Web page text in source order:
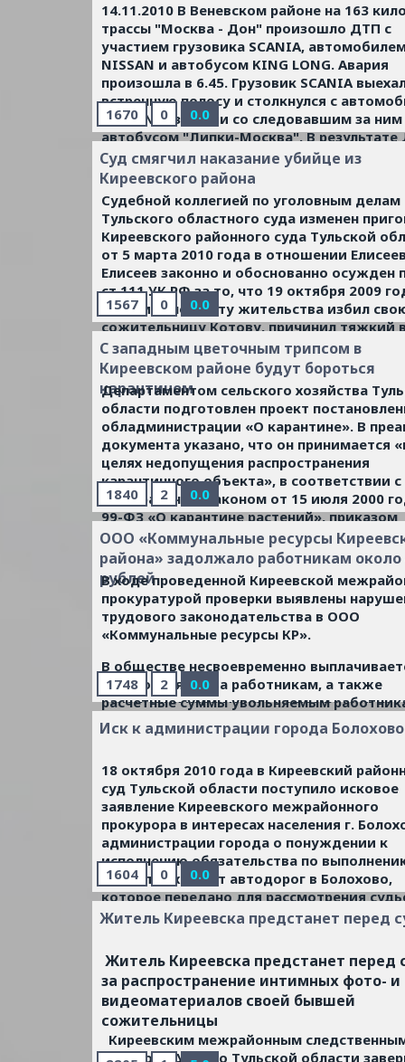
Информация по отключению доведена до
заинтересованных территориальных
управления федеральных органов
исполнительной власти (прокуратура, УВД,
УФСБ и т.д.). ...Читать дальше »
14.11.2010 В Веневском районе на 163
трассы "Москва - Дон" произошло ДТП с
участием грузовика SCANIA,
NISSAN и автобусом KING LONG. Авария
произошла в 6.45. Грузовик SCANIA
встречную полосу и столкнулся с
NISSAN, а затем и со следовавшим за ним
автобусом "Липки-Москва". В
пострадали 10 человек, все были
Веневскую ЦРБ. Состояние водителя и
пассажира NISSAN оценивается, как
пассажиров автобуса получили травмы
тяжести....Читать дальше »
1670 0 0.0
Суд смягчил наказание убийце из
Киреевского района
Судебной коллегией по уголовным делам
Тульского областного суда изменен
Киреевского районного суда Тульской
от 5 марта 2010 года в отношении
Елисеев законно и обоснованно осужден
ст.111 УК РФ за то, что 19 октября 2009
квартире по месту жительства избил
сожительницу Котову, причинил тяжкий
ее здоровью, от которого потерпевшая
скончалась в машине «Скорая помощь».
Читать дальше »
1567 0 0.0
С западным цветочным трипсом в
Киреевском районе будут бороться
карантином
Департаментом сельского хозяйства
области подготовлен проект
обладминистрации «О карантине». В
документа указано, что он принимается
целях недопущения распространения
карантинного объекта», в соответствии с
Федеральным законом от 15 июля 2000
99-ФЗ «О карантине растений», приказом
Министерства сельского хозяйства
Федерации от 13 февраля 2008 года № 43
установлении и упразднении карантинной
фитосанитарной зоны, установлении и
карантинного фитосанитарного режима,
наложении и снятии карантина», на
представления Управления Федеральной
службы по ветеринарному и
надзору по Тульской и Липецкой областям
наложении карантина от 02.08.2010 №
...Читать дальше »
1840 2 0.0
ООО «Коммунальные ресурсы
района» задолжало работникам около
рублей
В ходе проведенной Киреевской
прокуратурой проверки выявлены
трудового законодательства в ООО
«Коммунальные ресурсы КР».
В обществе несвоевременно
заработная плата работникам, а также
расчетные суммы увольняемым
состоянию на 25 октября 2010 года на
предприятии имеется задолженность по
общую сумму свыше 4 млн рублей.
...Читать дальше »
1748 2 0.0
Иск к администрации города Болохово
18 октября 2010 года в Киреевский
суд Тульской области поступило исковое
заявление Киреевского межрайонного
прокурора в интересах населения г.
администрации города о понуждении к
исполнению обязательства по
ремонтных работ автодорог в Болохово,
которое передано для рассмотрения
Феоктистову Д.Н.
Читать дальше »
1604 0 0.0
Житель Киреевска предстанет перед
Житель Киреевска предстанет перед
за распространение интимных фото- и
видеоматериалов своей бывшей
сожительницы
Киреевским межрайонным
отделом СУ СК по Тульской области